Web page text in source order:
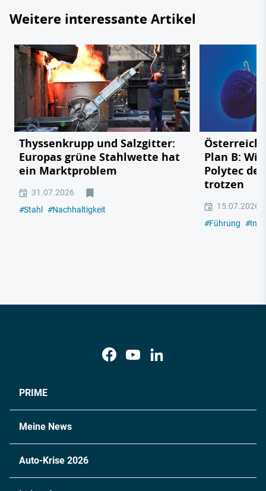
Weitere interessante Artikel
Thyssenkrupp und Salzgitter:
Europas grüne Stahlwette hat
ein Marktproblem
31.07.2026
#Stahl #Nachhaltigkeit
Plan B:
Polytec
trotzen
15.07.2026
#Führung #
PRIME
Meine News
Auto-Krise 2026